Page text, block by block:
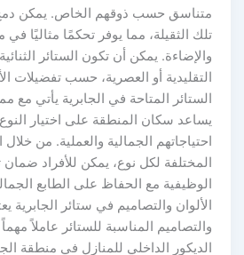
متناسق حسب ذوقهم الخاص. يمكن
تلك الثقيلة، مما يوفر تحكمًا مثاليًا
والإضاءة. يمكن أن تكون الستائر
التقليدية أو العصرية، حسب تفضيلات
الستائر المتاحة في الجابرية يأتي مع
يساعد سكان المنطقة على اختيار النوع
احتياجاتهم الجمالية والعملية. من
المختلفة لكل نوع، يمكن للأفراد ضمان
الوظيفية مع الحفاظ على الطابع
الألوان والتصاميم في ستائر الجابرية
والتصاميم المناسبة للستائر عاملاً
الديكور الداخلي للمنازل في منطقة